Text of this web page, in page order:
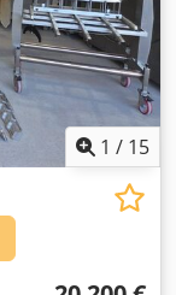
1 / 15